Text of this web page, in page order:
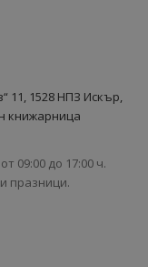
11, 1528 НПЗ Искър,
книжарница
09:00 до 17:00 ч.
празници.